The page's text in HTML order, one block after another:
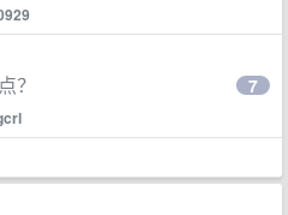
？ 7